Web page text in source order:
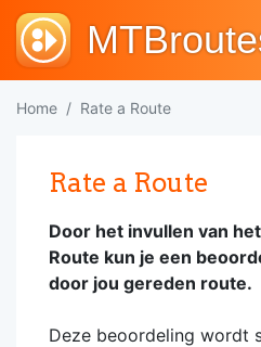
Home Rate a Route
Rate a Route
Door het invullen van
Route kun je een
door jou gereden route.
Deze beoordeling wordt